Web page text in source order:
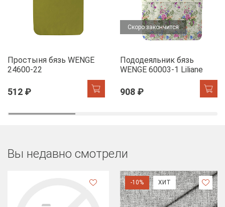
Простыня бязь WENGE
24600-22
512 ₽
Скоро закончится
Пододеяльник бязь
WENGE 60003-1 Liliane
908 ₽
Вы недавно смотрели
-10% ХИТ